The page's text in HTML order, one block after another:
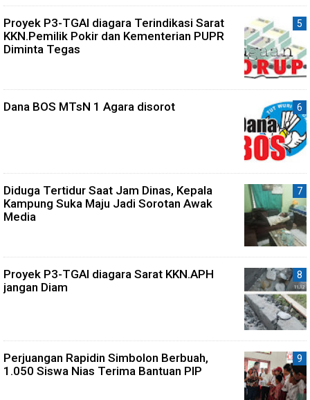
Proyek P3-TGAI diagara Terindikasi Sarat
KKN.Pemilik Pokir dan Kementerian PUPR
Diminta Tegas
Dana BOS MTsN 1 Agara disorot
Diduga Tertidur Saat Jam Dinas, Kepala
Kampung Suka Maju Jadi Sorotan Awak
Media
Proyek P3-TGAI diagara Sarat KKN.APH
jangan Diam
Perjuangan Rapidin Simbolon Berbuah,
1.050 Siswa Nias Terima Bantuan PIP